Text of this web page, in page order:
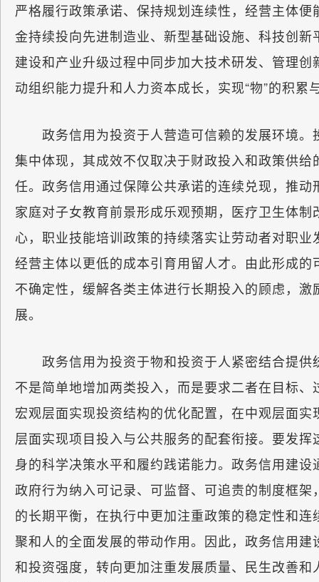
严格履行政策承诺、保持规划连续性，经营主体
金持续投向先进制造业、新型基础设施、科技创
建设和产业升级过程中同步加大技术研发、管理
动组织能力提升和人力资本成长，实现“物”的积累
政务信用为投资于人营造可信赖的发展环境。
集中体现，其成效不仅取决于财政投入和政策供
任。政务信用通过保障公共承诺的连续兑现，推
家庭对子女教育前景形成乐观预期，医疗卫生体
心，职业技能培训政策的持续落实让劳动者对职
经营主体以更低的成本引育用留人才。由此形成
不确定性，缓解各类主体进行长期投入的顾虑，
展。
政务信用为投资于物和投资于人紧密结合提供
不是简单地增加两类投入，而是要求二者在目标
宏观层面实现投资结构的优化配置，在中观层面
层面实现项目投入与公共服务的配套衔接。要发
身的科学决策水平和履约践诺能力。政务信用建
政府行为纳入可记录、可监督、可追责的制度框架
的长期平衡，在执行中更加注重政策的稳定性和
聚和人的全面发展的带动作用。因此，政务信用
和投资强度，转向更加注重发展质量、民生改善